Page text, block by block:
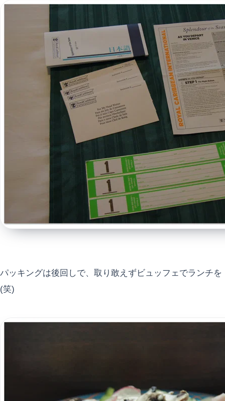
パッキングは後回しで、取り敢えずビュッフェでランチを
(笑)